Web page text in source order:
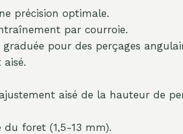
précision optimale.
par courroie.
pour des perçages
aisé de la hauteur de
foret (1,5-13 mm).